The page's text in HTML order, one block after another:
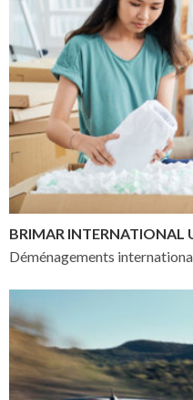
BRIMAR INTERNATIONAL
Déménagements